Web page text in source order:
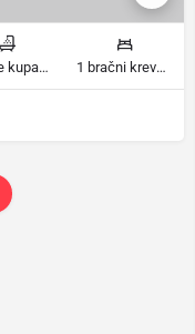
Ensuite kupaonica, Kupatilo ili tuš kupatila 1 bračni krevet ležaja